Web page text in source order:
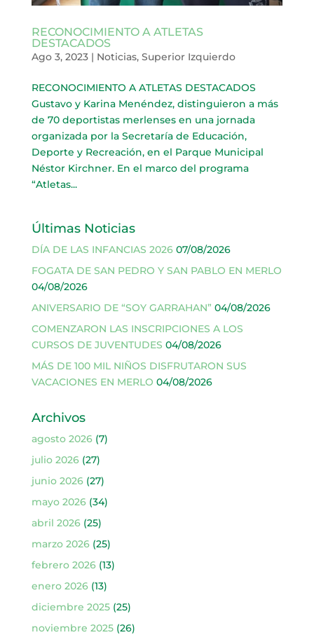
RECONOCIMIENTO A ATLETAS
DESTACADOS
Ago 3, 2023| Noticias, Superior Izquierdo
RECONOCIMIENTO A ATLETAS DESTACADOS
Gustavo y Karina Menéndez, distinguieron a más
de 70 deportistas merlenses en una jornada
organizada por la Secretaría de Educación,
Deporte y Recreación, en el Parque Municipal
Néstor Kirchner. En el marco del programa
“Atletas...
Últimas Noticias
DÍA DE LAS INFANCIAS 2026 07/08/2026
FOGATA DE SAN PEDRO Y SAN PABLO EN MERLO
04/08/2026
ANIVERSARIO DE “SOY GARRAHAN” 04/08/2026
COMENZARON LAS INSCRIPCIONES A LOS
CURSOS DE JUVENTUDES 04/08/2026
MÁS DE 100 MIL NIÑOS DISFRUTARON SUS
VACACIONES EN MERLO 04/08/2026
Archivos
agosto 2026(7)
julio 2026(27)
junio 2026(27)
mayo 2026(34)
abril 2026(25)
marzo 2026(25)
febrero 2026(13)
enero 2026(13)
diciembre 2025(25)
noviembre 2025(26)